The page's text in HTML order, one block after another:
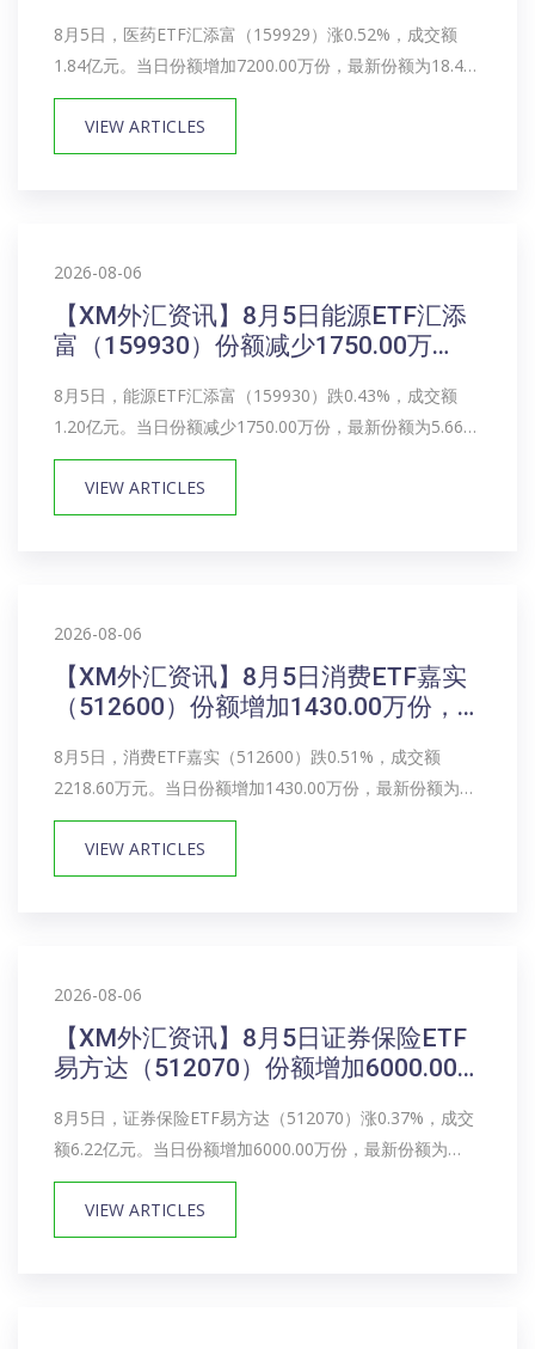
24.76亿元
8月5日，医药ETF汇添富（159929）涨0.52%，成交额
1.84亿元。当日份额增加7200.00万份，最新份额为18.41
亿份，近20个交易日份额增加5250.00万份。最新资产净
值计算值为24.76亿元。医药ETF汇添富（15992...
VIEW ARTICLES
2026-08-06
【XM外汇资讯】8月5日能源ETF汇添
富（159930）份额减少1750.00万
亿元
8月5日，能源ETF汇添富（159930）跌0.43%，成交额
1.20亿元。当日份额减少1750.00万份，最新份额为5.66亿
份，近20个交易日份额增加4700.00万份。最新资产净值
计算值为9.27亿元。能源ETF汇添富（159930）...
VIEW ARTICLES
2026-08-06
【XM外汇资讯】8月5日消费ETF嘉实
（512600）份额增加1430.00万份，
元
8月5日，消费ETF嘉实（512600）跌0.51%，成交额
2218.60万元。当日份额增加1430.00万份，最新份额为
17.62亿份，近20个交易日份额增加2.22亿份。最新资产净
值计算值为10.19亿元。消费ETF嘉实（512600）...
VIEW ARTICLES
2026-08-06
【XM外汇资讯】8月5日证券保险ETF
易方达（512070）份额增加6000.00
模152.51亿元
8月5日，证券保险ETF易方达（512070）涨0.37%，成交
额6.22亿元。当日份额增加6000.00万份，最新份额为
189.02亿份，近20个交易日份额增加6.28亿份。最新资产
净值计算值为152.51亿元。证券保险ETF易方达（51...
VIEW ARTICLES